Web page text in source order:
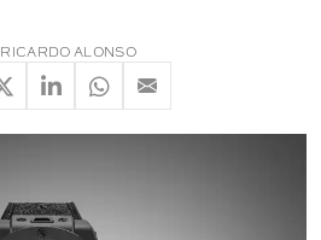
RICARDO ALONSO